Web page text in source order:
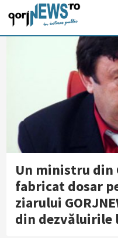
Un ministru din
fabricat dosar
ziarului
din dezvăluirile